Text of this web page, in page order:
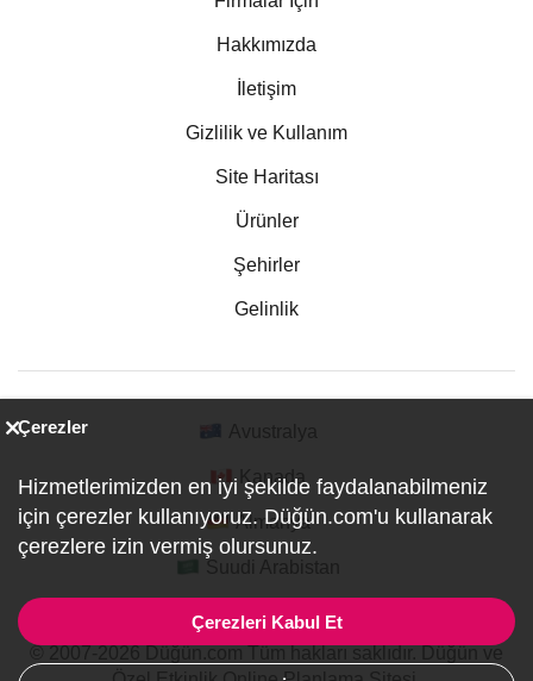
Hakkımızda
İletişim
Gizlilik ve Kullanım
Site Haritası
Ürünler
Şehirler
Gelinlik
Kanada
Almanya
Çerezler
Hizmetlerimizden en iyi şekilde faydalanabilmeniz
için çerezler kullanıyoruz. Düğün.com'u kullanarak
çerezlere izin vermiş olursunuz.
Çerezleri Kabul Et